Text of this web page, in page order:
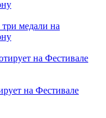
медали на
на Фестивале